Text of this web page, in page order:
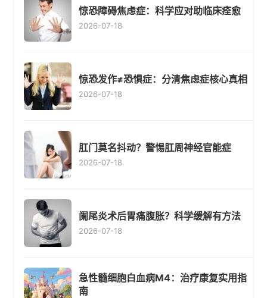
惊恐障碍焦虑症：科学应对助临床痊愈
2026-07-18
惊恐发作≠恐惧症：分清焦虑症核心真相
2026-07-18
肛门莫名抖动？警惕肛周神经官能症
2026-07-18
阑尾炎术后胃痛腹胀？科学缓解有方法
2026-07-18
急性髓细胞白血病M4：治疗康复实用指
南